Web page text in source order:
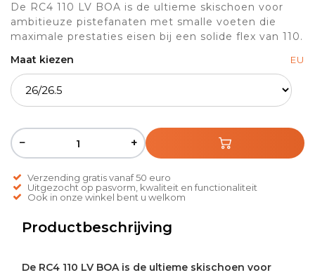
De RC4 110 LV BOA is de ultieme skischoen voor
ambitieuze pistefanaten met smalle voeten die
maximale prestaties eisen bij een solide flex van 110.
Maat kiezen
EU
− +
Verzending gratis vanaf 50 euro
Uitgezocht op pasvorm, kwaliteit en functionaliteit
Ook in onze winkel bent u welkom
Productbeschrijving
De RC4 110 LV BOA is de ultieme skischoen voor